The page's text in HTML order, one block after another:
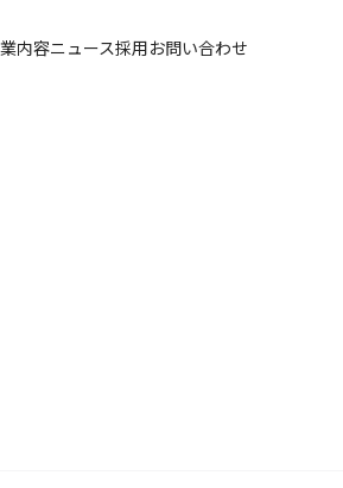
内容ニュース採用お問い合わせ